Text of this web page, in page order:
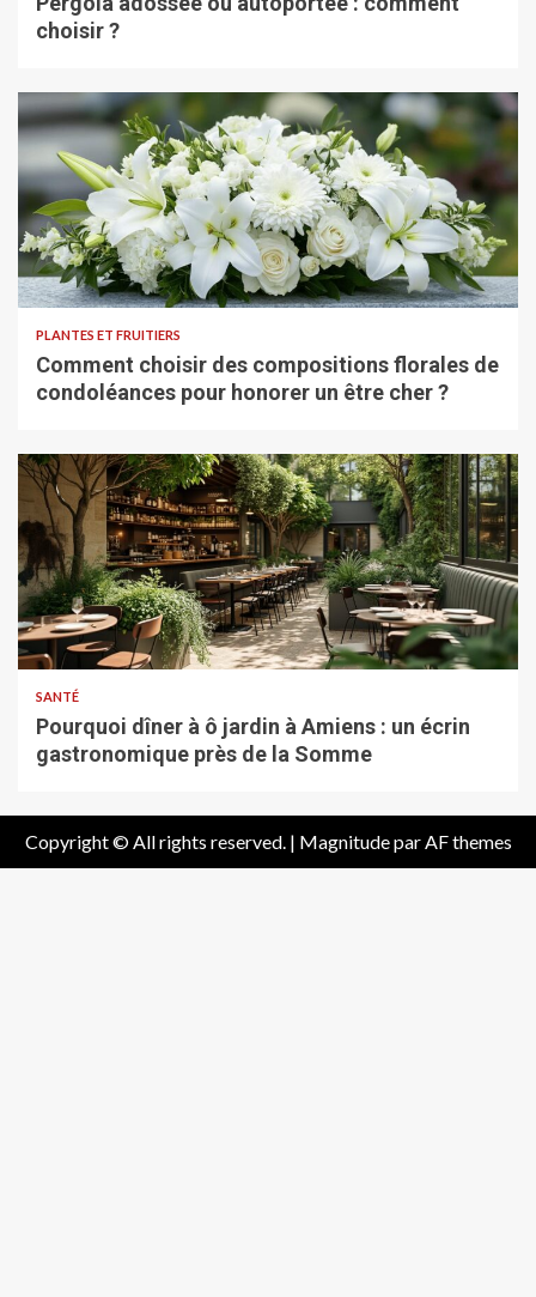
choisir ?
PLANTES ET FRUITIERS
Comment choisir des compositions florales de
condoléances pour honorer un être cher ?
SANTÉ
Pourquoi dîner à ô jardin à Amiens : un écrin
gastronomique près de la Somme
Copyright © All rights reserved. | Magnitudepar AF themes